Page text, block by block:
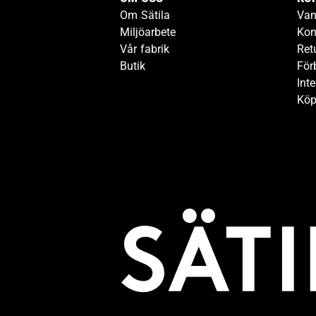
Om Sätila
Miljöarbete
Vår fabrik
Butik